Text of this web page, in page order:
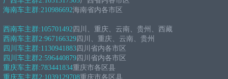
海南车主群:210986692海南省内各市区
西南车主群:105701492 四川、重庆、云南、贵州、西藏
西南车主群2:967166329 四川、重庆、云南、贵州
四川车主群:1130941883 四川省内各市区
四川车主群2:596440879 四川省内各市区
重庆车主群:783441834重庆市各区县
重庆车主群2:1039129708重庆市各区县